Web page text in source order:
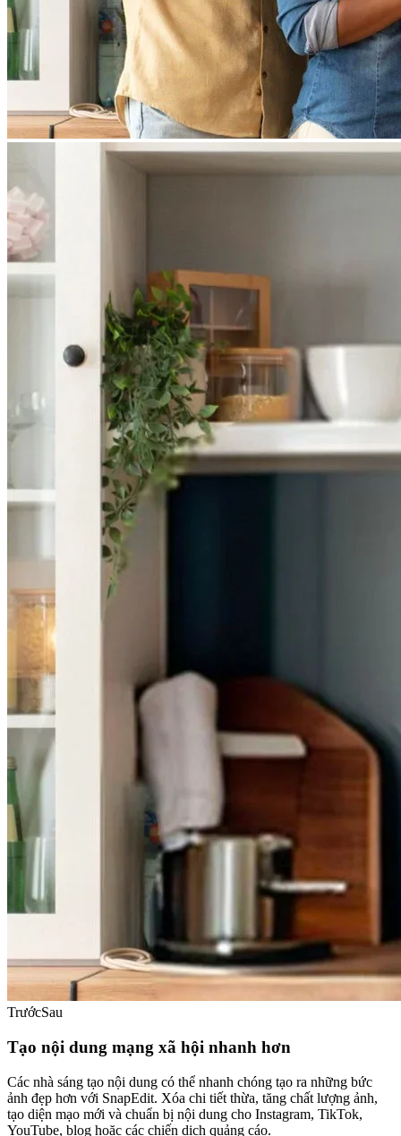
TrướcSau
Tạo nội dung mạng xã hội nhanh hơn
Các nhà sáng tạo nội dung có thể nhanh chóng tạo ra những bức
ảnh đẹp hơn với SnapEdit. Xóa chi tiết thừa, tăng chất lượng ảnh,
tạo diện mạo mới và chuẩn bị nội dung cho Instagram, TikTok,
YouTube, blog hoặc các chiến dịch quảng cáo.